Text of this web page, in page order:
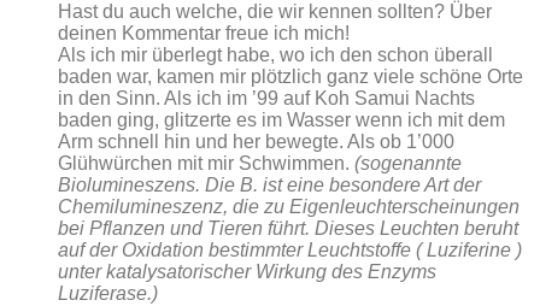
Hast du auch welche, die wir kennen sollten? Über
deinen Kommentar freue ich mich!
Als ich mir überlegt habe, wo ich den schon überall
baden war, kamen mir plötzlich ganz viele schöne Orte
in den Sinn. Als ich im ’99 auf Koh Samui Nachts
baden ging, glitzerte es im Wasser wenn ich mit dem
Arm schnell hin und her bewegte. Als ob 1’000
Glühwürchen mit mir Schwimmen. (sogenannte
Biolumineszens. Die B. ist eine besondere Art der
Chemilumineszenz, die zu Eigenleuchterscheinungen
bei Pflanzen und Tieren führt. Dieses Leuchten beruht
auf der Oxidation bestimmter Leuchtstoffe ( Luziferine )
unter katalysatorischer Wirkung des Enzyms
Luziferase.)